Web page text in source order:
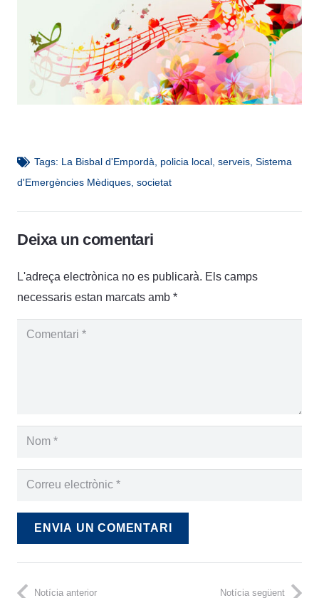
Tags: La Bisbal d'Empordà, policia local, serveis, Sistema
d'Emergències Mèdiques, societat
Deixa un comentari
L'adreça electrònica no es publicarà. Els camps
necessaris estan marcats amb *
ENVIA UN COMENTARI
Notícia anterior Notícia següent